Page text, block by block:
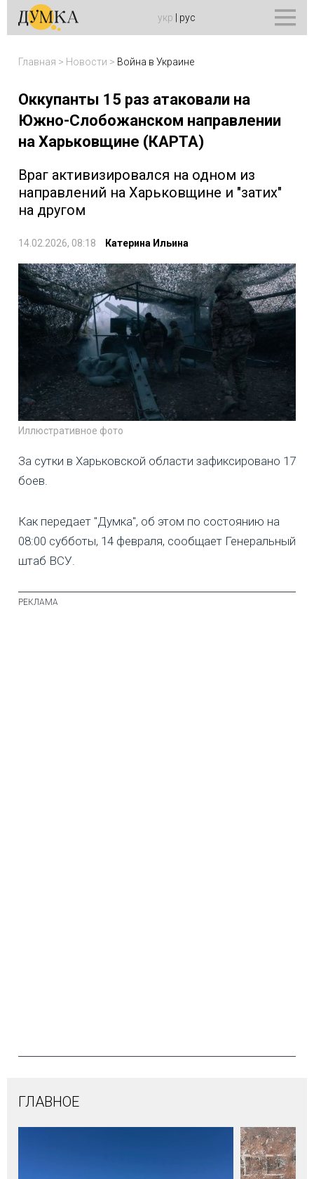
укр рус
Главная > Новости > Война в Украине
Оккупанты 15 раз атаковали на
Южно-Слобожанском направлении
на Харьковщине (КАРТА)
Враг активизировался на одном из
направлений на Харьковщине и "затих"
на другом
14.02.2026, 08:18 Катерина Ильина
Иллюстративное фото
За сутки в Харьковской области зафиксировано 17
боев.
Как передает "Думка", об этом по состоянию на
08:00 субботы, 14 февраля, сообщает Генеральный
штаб ВСУ.
ГЛАВНОЕ